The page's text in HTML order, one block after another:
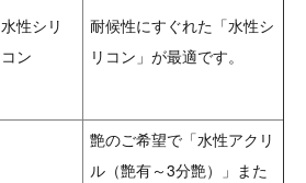
水性シリ
コン
耐候性にすぐれた「水性シ
リコン」が最適です。
艶のご希望で「水性アクリ
ル（艶有～3分艶）」また